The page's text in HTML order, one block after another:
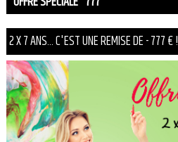
2 X 7 ANS... C'EST UNE REMISE DE - 777 € !